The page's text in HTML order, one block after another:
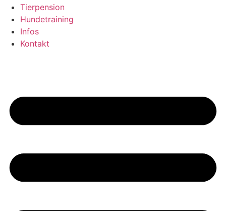
Tierpension
Hundetraining
Infos
Kontakt